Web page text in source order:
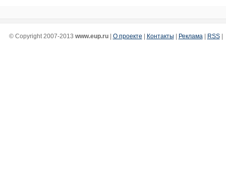
© Copyright 2007-2013 www.eup.ru| О проекте Контакты Реклама| RSS|